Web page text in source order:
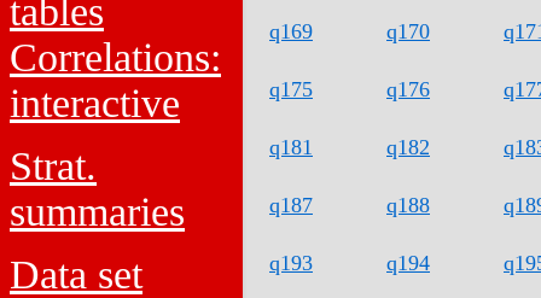
tables
Correlations:
interactive
Strat.
summaries
Data set
q169 q170
q175 q176
q181 q182
q187 q188
q193 q194